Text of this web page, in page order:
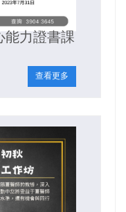
能力證書課
查看更多